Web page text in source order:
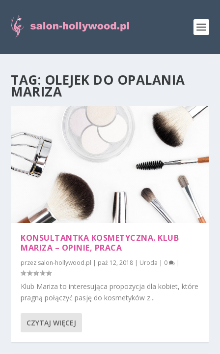
TAG: OLEJEK DO OPALANIA
MARIZA
KONSULTANTKA KOSMETYCZNA. KLUB
MARIZA – OPINIE, PRACA
przez salon-hollywood.pl | paź 12, 2018 | Uroda | 0 |
Klub Mariza to interesująca propozycja dla kobiet, które
pragną połączyć pasję do kosmetyków z...
CZYTAJ WIĘCEJ